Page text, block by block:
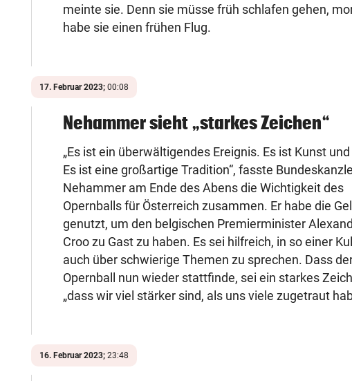
meinte sie. Denn sie müsse früh schlafen gehen,
habe sie einen frühen Flug.
17. Februar 2023; 00:08
Nehammer sieht „starkes Zeichen“
„Es ist ein überwältigendes Ereignis. Es ist Kunst
Es ist eine großartige Tradition“, fasste
Nehammer am Ende des Abens die Wichtigkeit des
Opernballs für Österreich zusammen. Er habe die
genutzt, um den belgischen Premierminister
Croo zu Gast zu haben. Es sei hilfreich, in so einer
auch über schwierige Themen zu sprechen. Dass
Opernball nun wieder stattfinde, sei ein starkes
„dass wir viel stärker sind, als uns viele zugetraut
16. Februar 2023; 23:48